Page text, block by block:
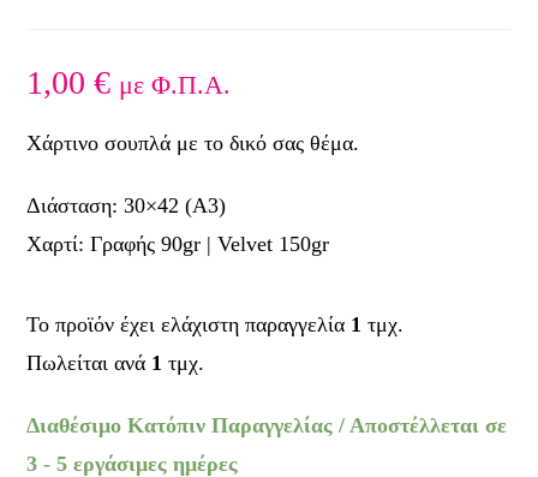
1,00€ με Φ.Π.Α.
Χάρτινο σουπλά με το δικό σας θέμα.
Διάσταση: 30×42 (Α3)
Χαρτί: Γραφής 90gr | Velvet 150gr
Διαθέσιμο Κατόπιν Παραγγελίας / Αποστέλλεται σε
3 - 5 εργάσιμες ημέρες
Το προϊόν έχει ελάχιστη παραγγελία 1 τμχ.
Πωλείται ανά 1 τμχ.